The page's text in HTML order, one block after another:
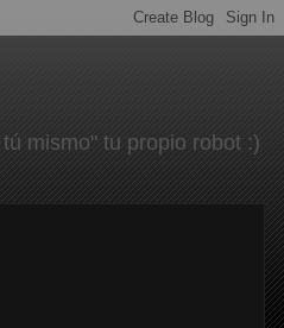
mismo" tu propio robot :)